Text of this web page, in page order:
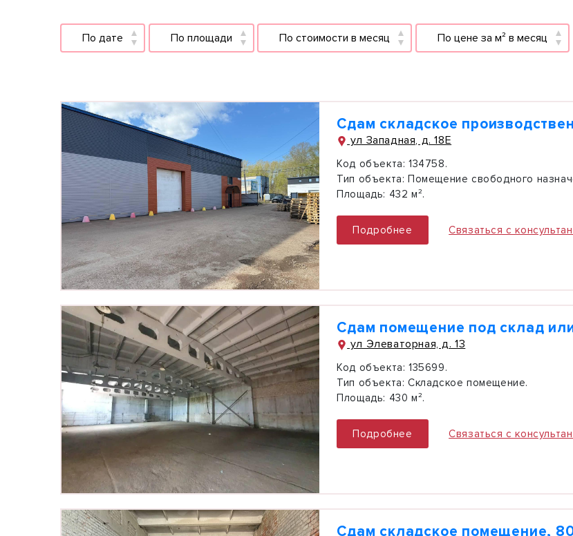
По дате По площади По стоимости в месяц По цене за м² в месяц
Сдам складское
ул Западная, д. 18Е
Код объекта: 134758.
Тип объекта: Помещение свободного
Площадь: 432 м².
Подробнее Связаться с
Сдам помещение под склад
ул Элеваторная, д. 13
Код объекта: 135699.
Тип объекта: Складское помещение.
Площадь: 430 м².
Подробнее Связаться с
Сдам складское помещение,